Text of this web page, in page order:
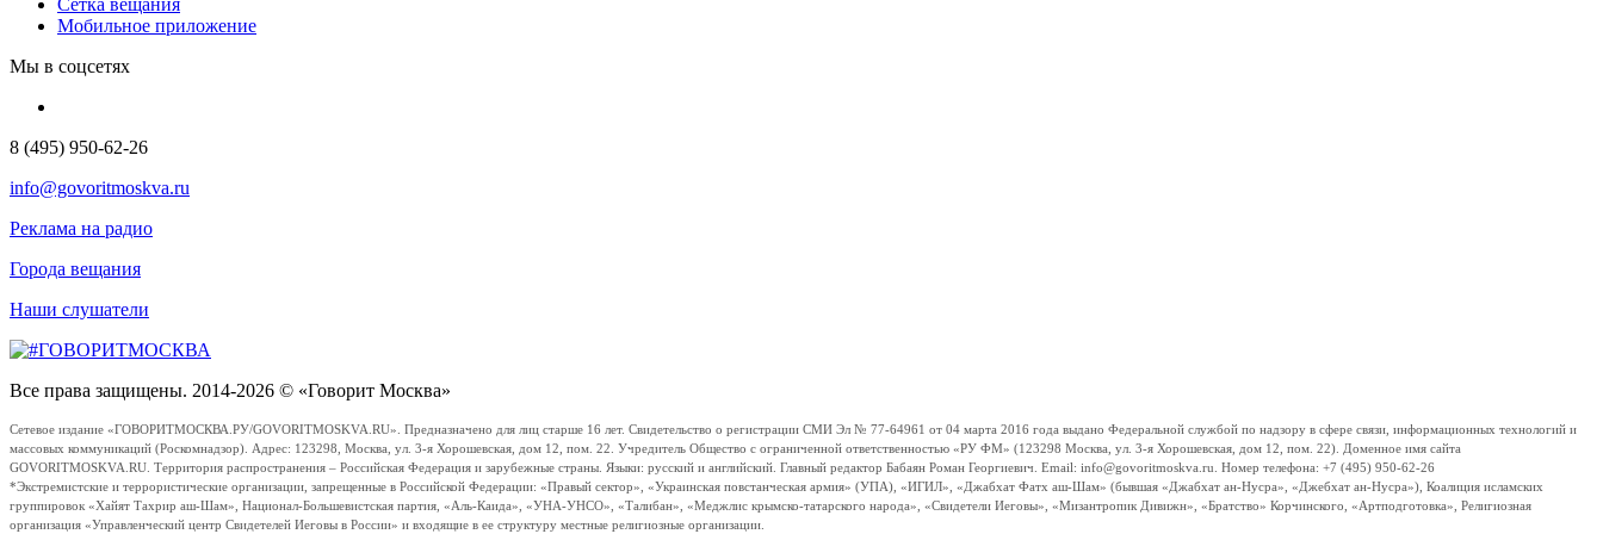
Мобильное приложение
Мы в соцсетях
8 (495) 950-62-26
info@govoritmoskva.ru
Реклама на радио
Города вещания
Наши слушатели
Все права защищены. 2014-2026 © «Говорит Москва»
Сетевое издание «ГОВОРИТМОСКВА.РУ/GOVORITMOSKVA.RU». Предназначено для лиц старше 16 лет. Свидетельство о регистрации СМИ Эл № 77-64961 от 04 марта 2016 года выдано Федеральной службой по надзору в сфере связи, информационных технологий и
массовых коммуникаций (Роскомнадзор). Адрес: 123298, Москва, ул. 3-я Хорошевская, дом 12, пом. 22. Учредитель Общество с ограниченной ответственностью «РУ ФМ» (123298 Москва, ул. 3-я Хорошевская, дом 12, пом. 22). Доменное имя сайта
GOVORITMOSKVA.RU. Территория распространения – Российская Федерация и зарубежные страны. Языки: русский и английский. Главный редактор Бабаян Роман Георгиевич. Email: info@govoritmoskva.ru. Номер телефона: +7 (495) 950-62-26
*Экстремистские и террористические организации, запрещенные в Российской Федерации: «Правый сектор», «Украинская повстанческая армия» (УПА), «ИГИЛ», «Джабхат Фатх аш-Шам» (бывшая «Джабхат ан-Нусра», «Джебхат ан-Нусра»), Коалиция исламских
группировок «Хайят Тахрир аш-Шам», Национал-Большевистская партия, «Аль-Каида», «УНА-УНСО», «Талибан», «Меджлис крымско-татарского народа», «Свидетели Иеговы», «Мизантропик Дивижн», «Братство» Корчинского, «Артподготовка», Религиозная
организация «Управленческий центр Свидетелей Иеговы в России» и входящие в ее структуру местные религиозные организации.